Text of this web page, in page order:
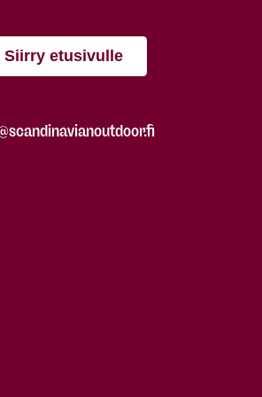
Siirry etusivulle